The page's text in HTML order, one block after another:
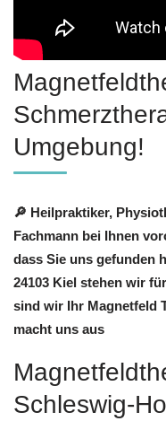
Umgebung!
🔎 Heilpraktiker,
Fachmann bei Ihnen
dass Sie uns
24103 Kiel stehen wir
sind wir Ihr Magnetfeld
macht uns aus
Schleswig-